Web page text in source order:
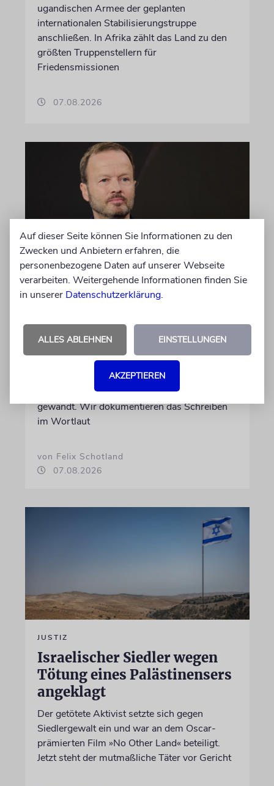
ugandischen Armee der geplanten
internationalen Stabilisierungstruppe
anschließen. In Afrika zählt das Land zu den
größten Truppenstellern für
Friedensmissionen
07.08.2026
MEINUNG
Wie Georg Restle die
untergräbt
Felix Schotland, Vorstand der Synagogen-
Gemeinde Köln, an WDR-
Programmdirektorin Andrea Schafarczyk
gewandt. Wir dokumentieren das Schreiben
im Wortlaut
von Felix Schotland
07.08.2026
JUSTIZ
Israelischer Siedler wegen
Tötung eines Palästinensers
angeklagt
Der getötete Aktivist setzte sich gegen
Siedlergewalt ein und war an dem Oscar-
prämierten Film »No Other Land« beteiligt.
Jetzt steht der mutmaßliche Täter vor Gericht
Auf dieser Seite können Sie Informationen zu den
Zwecken und Anbietern erfahren, die
personenbezogene Daten auf unserer Webseite
verarbeiten. Weitergehende Informationen finden Sie
in unserer Datenschutzerklärung.
ALLES ABLEHNEN EINSTELLUNGEN
AKZEPTIEREN